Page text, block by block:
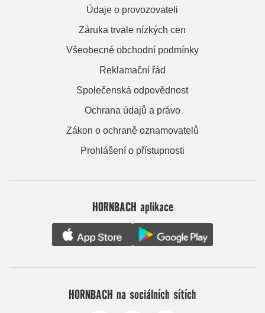
Údaje o provozovateli
Záruka trvale nízkých cen
Všeobecné obchodní podmínky
Reklamační řád
Společenská odpovědnost
Ochrana údajů a právo
Zákon o ochraně oznamovatelů
Prohlášení o přístupnosti
HORNBACH aplikace
HORNBACH na sociálních sítích